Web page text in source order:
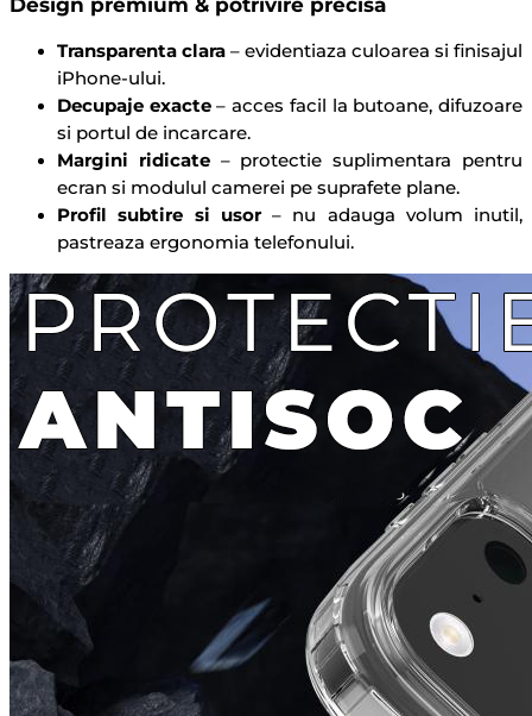
Transparenta clara – evidentiaza culoarea si finisajul
iPhone-ului.
Decupaje exacte– acces facil la butoane, difuzoare
si portul de incarcare.
Margini ridicate– protectie suplimentara pentru
ecran si modulul camerei pe suprafete plane.
Profil subtire si usor– nu adauga volum inutil,
pastreaza ergonomia telefonului.